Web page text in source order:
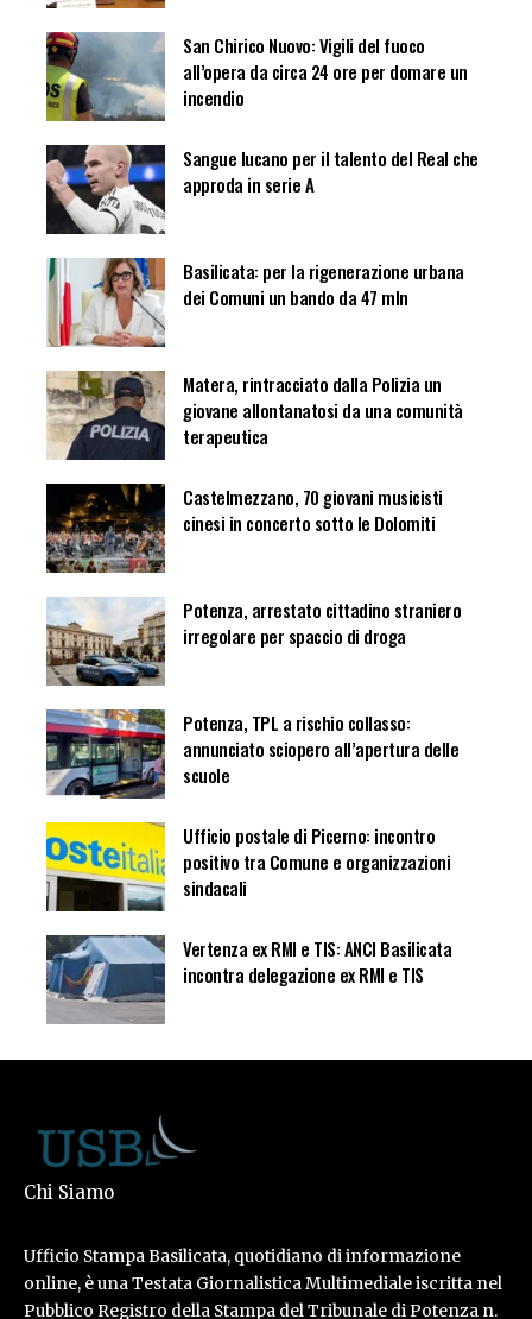
San Chirico Nuovo: Vigili del fuoco
all’opera da circa 24 ore per domare un
incendio
Sangue lucano per il talento del Real che
approda in serie A
Basilicata: per la rigenerazione urbana
dei Comuni un bando da 47 mln
Matera, rintracciato dalla Polizia un
giovane allontanatosi da una comunità
terapeutica
Castelmezzano, 70 giovani musicisti
cinesi in concerto sotto le Dolomiti
Potenza, arrestato cittadino straniero
irregolare per spaccio di droga
Potenza, TPL a rischio collasso:
annunciato sciopero all’apertura delle
scuole
Ufficio postale di Picerno: incontro
positivo tra Comune e organizzazioni
sindacali
Vertenza ex RMI e TIS: ANCI Basilicata
incontra delegazione ex RMI e TIS
Chi Siamo
Ufficio Stampa Basilicata, quotidiano di informazione
online, è una Testata Giornalistica Multimediale iscritta nel
Pubblico Registro della Stampa del Tribunale di Potenza n.